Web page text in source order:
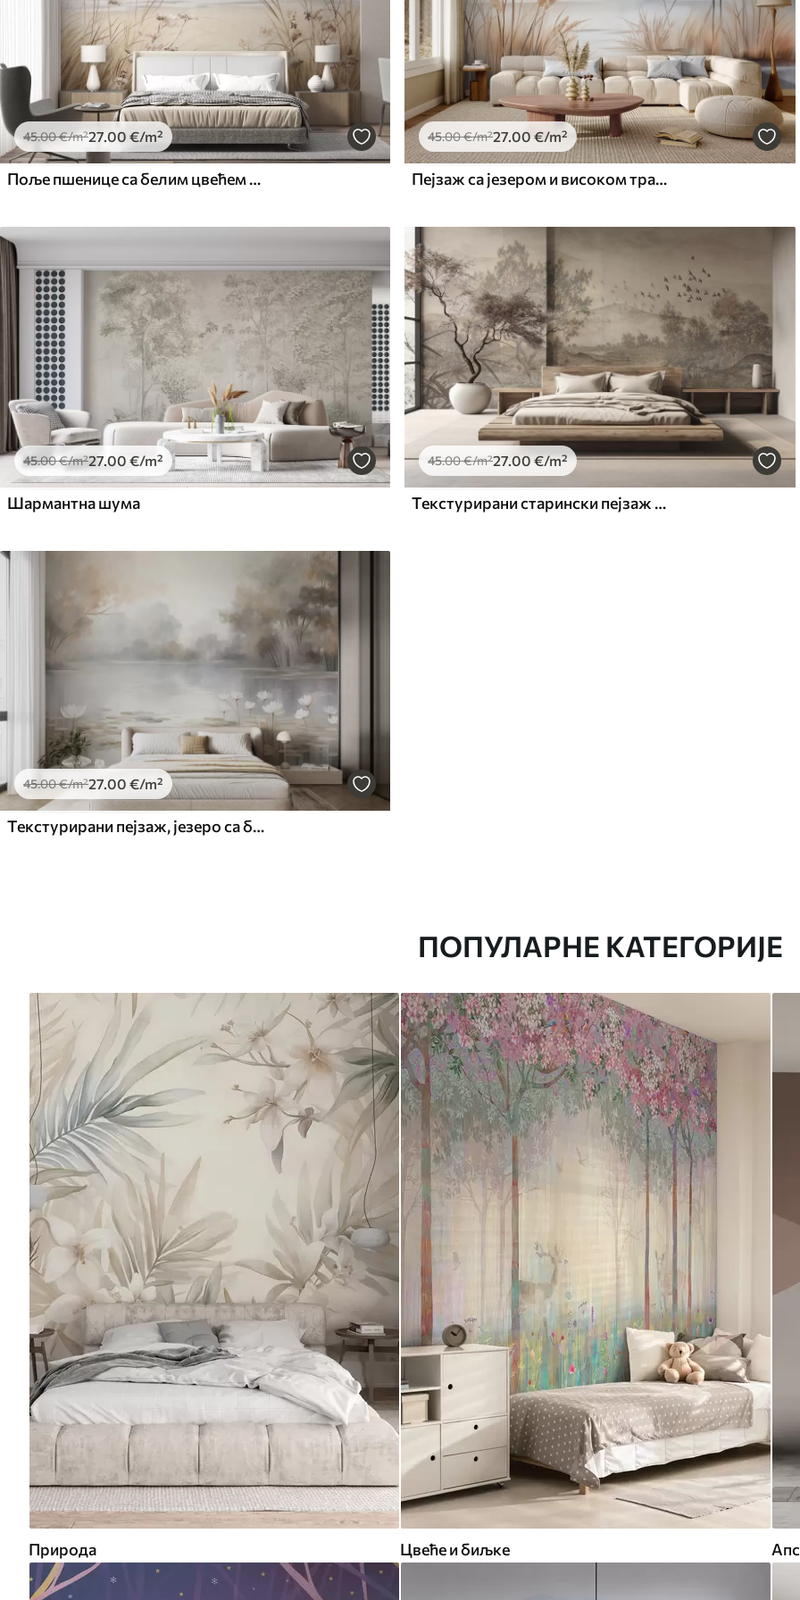
45.00€/m²27.00 €/m²
Поље пшенице са белим цвећем у првом плану, плажа и океан у позадини, неутралне пастелне пригушене боје
45.00€/m²27.00 €/m²
Пејзаж са језером и високом травом у првом плану, планине у позадини, меке боје, текстурирано
45.00€/m²27.00 €/m²
Шармантна шума
45.00€/m²27 .00€/m²
Текстурирани старински пејзаж са дрветом у близини реке и облачним небом, природна уметност у тоновима сепије
45.00€/m²27.00 €/m²
Текстурирани пејзаж, језеро са белим локвањама, окружено дрвећем у пригушеним бојама
ПОПУЛАРНЕ КАТЕГОРИЈЕ
Природа Цвеће и биљке